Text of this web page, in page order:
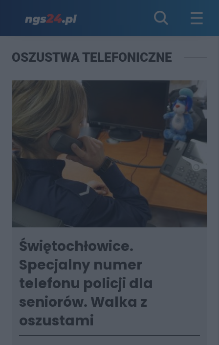
OSZUSTWA TELEFONICZNE
Świętochłowice.
Specjalny numer
telefonu policji dla
seniorów. Walka z
oszustami